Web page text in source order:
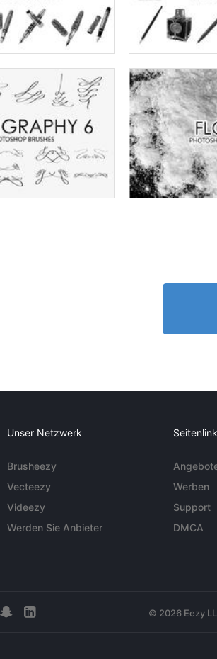
Unser Netzwerk
Brusheezy
Vecteezy
Videezy
Werden Sie Anbieter
Werben
Support
DMCA
© 2026 Eezy